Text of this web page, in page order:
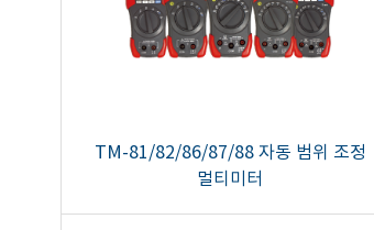
TM-81/82/86/87/88 자동 범위 조정
멀티미터